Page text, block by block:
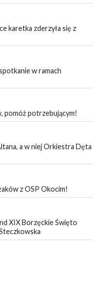
karetka zderzyła się z
w ramach
pomóż potrzebującym!
a w niej Orkiestra Dęta
z OSP Okocim!
XIX Borzęckie Święto